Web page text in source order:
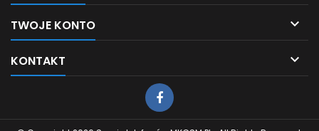
TWOJE KONTO 
KONTAKT 